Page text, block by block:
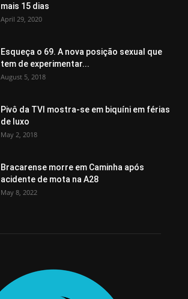
mais 15 dias
April 29, 2020
Esqueça o 69. A nova posição sexual que
tem de experimentar...
August 5, 2018
Pivô da TVI mostra-se em biquíni em férias
de luxo
May 2, 2018
Bracarense morre em Caminha após
acidente de mota na A28
May 8, 2022